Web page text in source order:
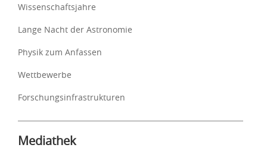
Wissenschaftsjahre
Lange Nacht der Astronomie
Physik zum Anfassen
Wettbewerbe
Forschungsinfrastrukturen
Mediathek